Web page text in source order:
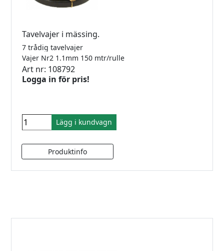
Tavelvajer i mässing.
7 trådig tavelvajer
Vajer Nr2 1.1mm 150 mtr/rulle
Art nr: 108792
Logga in för pris!
Lägg i kundvagn